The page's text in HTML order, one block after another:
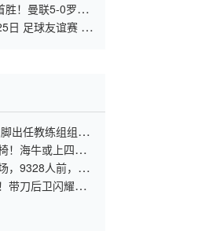
胜！曼联5-0罗森
瓦尼阿玛斯破门
日 足球友谊赛 罗
出任教练组组
于汉超救火？
海牛或上四大外
中甲都困难
，9328人前，枪
带刀后卫闪耀，